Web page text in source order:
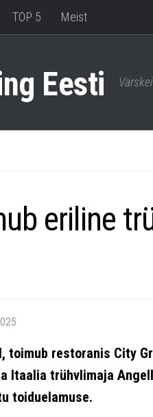
TOP 5 Meist
eriline
toimub restoranis City
Itaalia trühvlimaja
toiduelamuse.